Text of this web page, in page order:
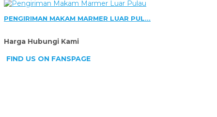
PENGIRIMAN MAKAM MARMER LUAR PUL...
Harga Hubungi Kami
FIND US ON FANSPAGE